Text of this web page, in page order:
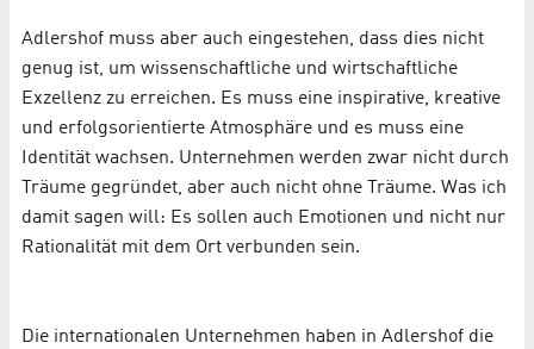
Adlershof muss aber auch eingestehen, dass dies nicht
genug ist, um wissenschaftliche und wirtschaftliche
Exzellenz zu erreichen. Es muss eine inspirative, kreative
und erfolgs­orientierte Atmosphäre und es muss eine
Identität wachsen. Unternehmen werden zwar nicht durch
Träume gegründet, aber auch nicht ohne Träume. Was ich
damit sagen will: Es sollen auch Emotionen und nicht nur
Rationalität mit dem Ort verbunden sein.
Die internationalen Unternehmen haben in Adlershof die